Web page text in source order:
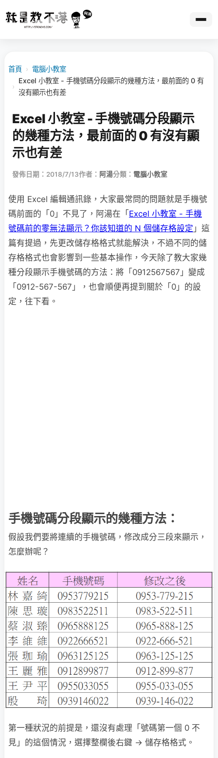
首頁 › 電腦小教室
›
Excel 小教室 - 手機號碼分段顯示的幾種方法，最前面的 0 有
沒有顯示也有差
Excel 小教室 - 手機號碼分段顯示
的幾種方法，最前面的 0 有沒有顯
示也有差
發佈日期：2018/7/13作者： 阿湯分類： 電腦小教室
使用 Excel 編輯通訊錄，大家最常問的問題就是手機號
碼前面的「0」不見了，阿湯在「 Excel 小教室 - 手機
號碼前的零無法顯示？你該知道的 N 個儲存格設定 」這
篇有提過，先更改儲存格格式就能解決，不過不同的儲
存格格式也會影響到一些基本操作，今天除了教大家幾
種分段顯示手機號碼的方法：將「0912567567」變成
「0912-567-567」，也會順便再提到關於「0」的設
定，往下看。
手機號碼分段顯示的幾種方法：
假設我們要將連續的手機號碼，修改成分三段來顯示，
怎麼辦呢？
第一種狀況的前提是，還沒有處理「號碼第一個 0 不
見」的這個情況，選擇整欄後右鍵 → 儲存格格式。